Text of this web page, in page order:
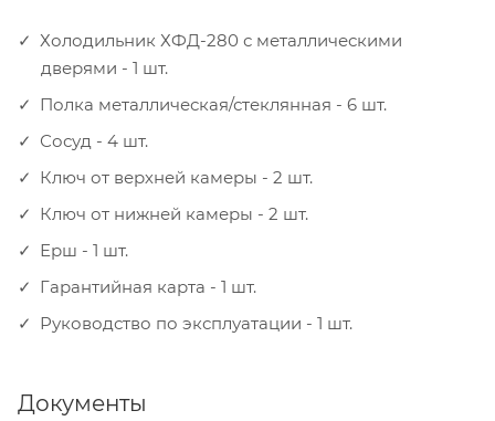
Холодильник ХФД-280 с металлическими
дверями - 1 шт.
Полка металлическая/стеклянная - 6 шт.
Сосуд - 4 шт.
Ключ от верхней камеры - 2 шт.
Ключ от нижней камеры - 2 шт.
Ерш - 1 шт.
Гарантийная карта - 1 шт.
Руководство по эксплуатации - 1 шт.
Документы